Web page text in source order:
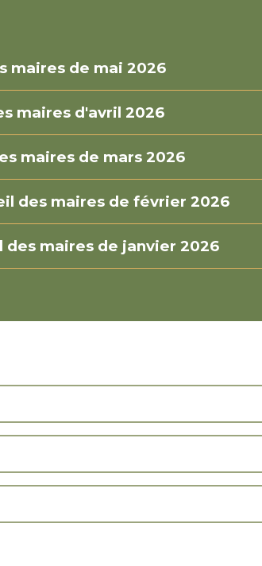
maires de mai 2026
maires d'avril 2026
maires de mars 2026
des maires de février 2026
des maires de janvier 2026